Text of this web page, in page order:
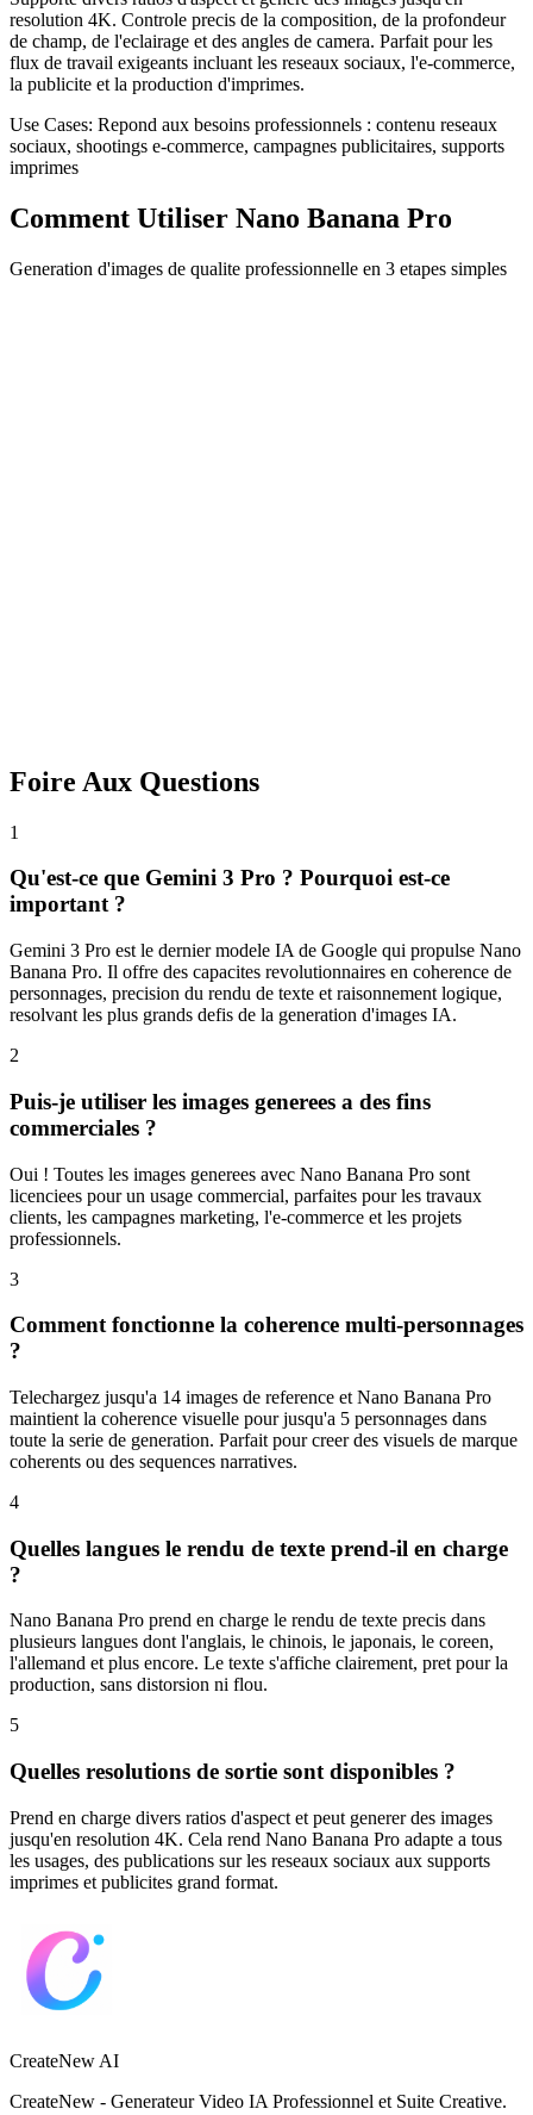
resolution 4K. Controle precis de la composition, de la profondeur
de champ, de l'eclairage et des angles de camera. Parfait pour les
flux de travail exigeants incluant les reseaux sociaux, l'e-commerce,
la publicite et la production d'imprimes.
Use Cases: Repond aux besoins professionnels : contenu reseaux
sociaux, shootings e-commerce, campagnes publicitaires, supports
imprimes
Comment Utiliser Nano Banana Pro
Generation d'images de qualite professionnelle en 3 etapes simples
Foire Aux Questions
1
Qu'est-ce que Gemini 3 Pro ? Pourquoi est-ce
important ?
Gemini 3 Pro est le dernier modele IA de Google qui propulse Nano
Banana Pro. Il offre des capacites revolutionnaires en coherence de
personnages, precision du rendu de texte et raisonnement logique,
resolvant les plus grands defis de la generation d'images IA.
2
Puis-je utiliser les images generees a des fins
commerciales ?
Oui ! Toutes les images generees avec Nano Banana Pro sont
licenciees pour un usage commercial, parfaites pour les travaux
clients, les campagnes marketing, l'e-commerce et les projets
professionnels.
3
Comment fonctionne la coherence multi-personnages
?
Telechargez jusqu'a 14 images de reference et Nano Banana Pro
maintient la coherence visuelle pour jusqu'a 5 personnages dans
toute la serie de generation. Parfait pour creer des visuels de marque
coherents ou des sequences narratives.
4
Quelles langues le rendu de texte prend-il en charge
?
Nano Banana Pro prend en charge le rendu de texte precis dans
plusieurs langues dont l'anglais, le chinois, le japonais, le coreen,
l'allemand et plus encore. Le texte s'affiche clairement, pret pour la
production, sans distorsion ni flou.
5
Quelles resolutions de sortie sont disponibles ?
Prend en charge divers ratios d'aspect et peut generer des images
jusqu'en resolution 4K. Cela rend Nano Banana Pro adapte a tous
les usages, des publications sur les reseaux sociaux aux supports
imprimes et publicites grand format.
CreateNew AI
CreateNew - Generateur Video IA Professionnel et Suite Creative.